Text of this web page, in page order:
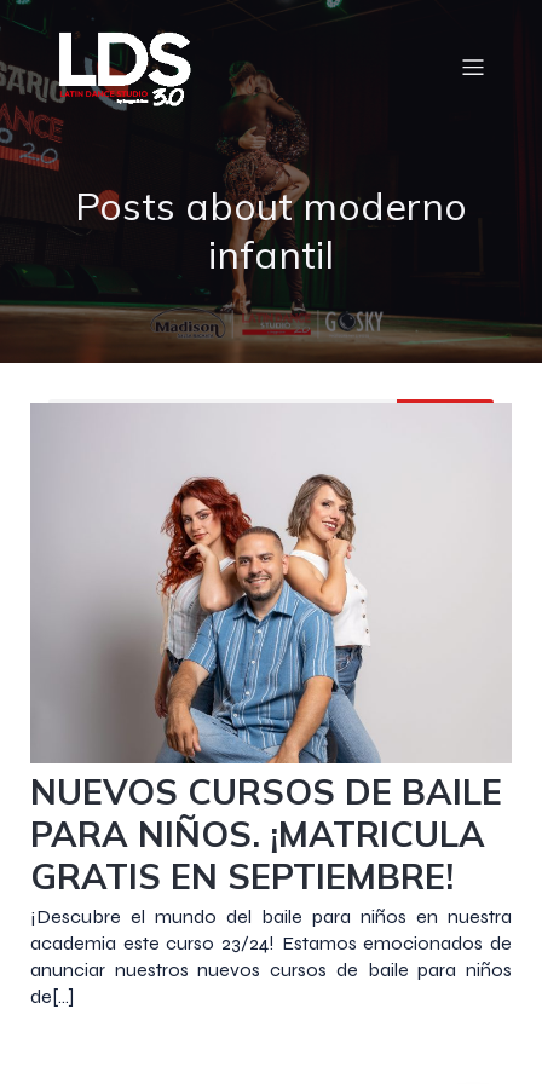
Posts about moderno
infantil
8 septiembre 2023
NUEVOS CURSOS DE BAILE
PARA NIÑOS. ¡MATRICULA
GRATIS EN SEPTIEMBRE!
¡Descubre el mundo del baile para niños en nuestra
academia este curso 23/24! Estamos emocionados de
anunciar nuestros nuevos cursos de baile para niños
de[…]